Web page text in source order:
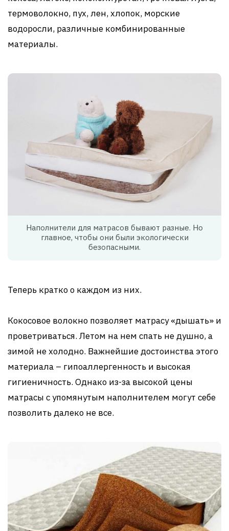
термоволокно, пух, лен, хлопок, морские
водоросли, различные комбинированные
материалы.
Наполнители для матрасов бывают разные. Но
главное, чтобы они были экологически
безопасными.
Теперь кратко о каждом из них.
Кокосовое волокно позволяет матрасу «дышать» и
проветриваться. Летом на нем спать не душно, а
зимой не холодно. Важнейшие достоинства этого
материала – гипоаллергенность и высокая
гигиеничность. Однако из-за высокой цены
матрасы с упомянутым наполнителем могут себе
позволить далеко не все.